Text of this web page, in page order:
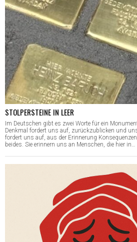
STOLPERSTEINE IN LEER
Im Deutschen gibt es zwei Worte für ein
Denkmal fordert uns auf, zurückzublicken und
fordert uns auf, aus der Erinnerung
beides. Sie erinnern uns an Menschen, die hier in…